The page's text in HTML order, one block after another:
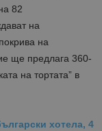
82
на
на
ще предлага 360-
на тортата” в
хотела, 4